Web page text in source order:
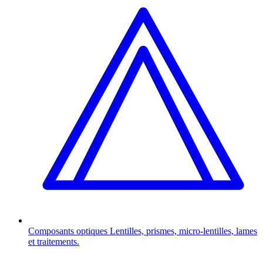
Composants optiques Lentilles, prismes, micro-lentilles, lames
et traitements.